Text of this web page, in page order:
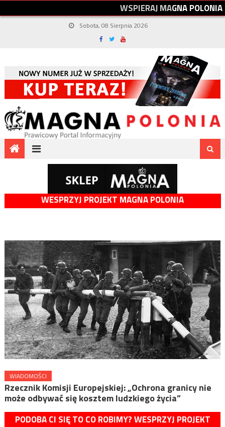
WSPIERAJMAGNAPOLONIA
Sobota, 08 Sierpnia 2026
WESPRZYJ PROJEKT MAGNA POLONIA
WIADOMOŚCI
Rzecznik Komisji Europejskiej: „Ochrona granicy nie
może odbywać się kosztem ludzkiego życia”
PODOBA CI SIĘ TO CO ROBIMY? WESPRZYJ PROJEKT